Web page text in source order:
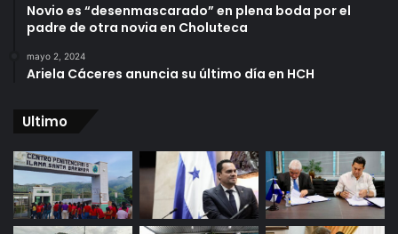
Novio es “desenmascarado” en plena boda por el
padre de otra novia en Choluteca
mayo 2, 2024
Ariela Cáceres anuncia su último día en HCH
Ultimo